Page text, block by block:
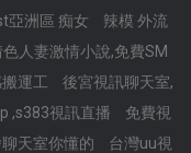
亞洲區 痴女
辣模 外流
色人妻激情小說,免費SM
運工
後宮視訊聊天室,
,s383視訊直播
免費視
天室你懂的
台灣uu視